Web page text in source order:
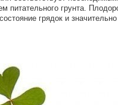
питательного грунта.
грядок и